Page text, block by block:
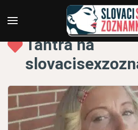
Tantra na